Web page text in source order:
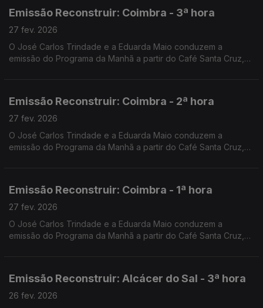
Emissão Reconstruir: Coimbra - 3ª hora
27 fev. 2026
O José Carlos Trindade e a Eduarda Maio conduzem a
emissão do Programa da Manhã a partir do Café Santa Cruz,
Emissão Reconstruir: Coimbra - 2ª hora
27 fev. 2026
O José Carlos Trindade e a Eduarda Maio conduzem a
emissão do Programa da Manhã a partir do Café Santa Cruz,
Emissão Reconstruir: Coimbra - 1ª hora
27 fev. 2026
O José Carlos Trindade e a Eduarda Maio conduzem a
emissão do Programa da Manhã a partir do Café Santa Cruz,
Emissão Reconstruir: Alcácer do Sal - 3ª hora
26 fev. 2026